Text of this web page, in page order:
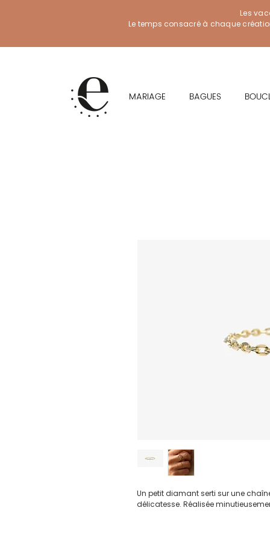
Les
Le temps consacré à chaque
MARIAGE BAGUES
Un petit diamant serti sur une
délicatesse. Réalisée